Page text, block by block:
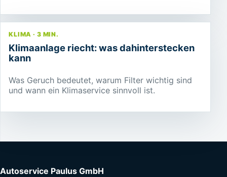
KLIMA · 3 MIN.
Klimaanlage riecht: was dahinterstecken
kann
Was Geruch bedeutet, warum Filter wichtig sind
und wann ein Klimaservice sinnvoll ist.
Autoservice Paulus GmbH